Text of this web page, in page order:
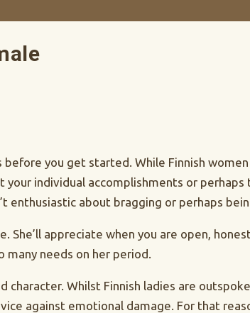
before you get started. While Finnish
individual accomplishments or perhaps
enthusiastic about bragging or perhaps
appreciate when you are open,
needs on her period.
Whilst Finnish ladies are
against emotional damage. For that